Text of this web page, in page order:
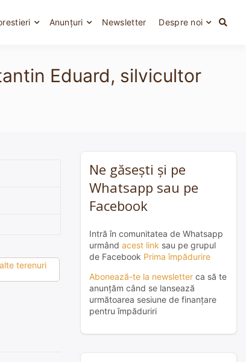
Anunțuri Newsletter Despre noi
Eduard, silvicultor
terenuri
Ne găsești și pe
Whatsapp sau pe
Facebook
Intră în comunitatea de Whatsapp
urmând acest link sau pe grupul
de Facebook Prima împădurire
Abonează-te la newsletter ca să te
anunțăm când se lansează
următoarea sesiune de finanțare
pentru împăduriri